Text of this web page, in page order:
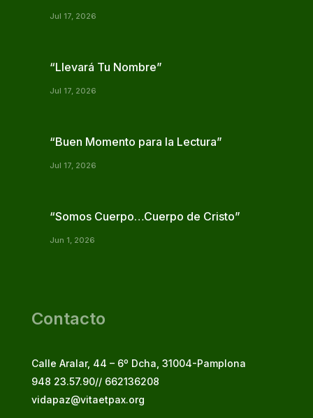
Jul 17, 2026
“Llevará Tu Nombre”
Jul 17, 2026
“Buen Momento para la Lectura”
Jul 17, 2026
“Somos Cuerpo…Cuerpo de Cristo”
Jun 1, 2026
Contacto
Calle Aralar, 44 – 6º Dcha, 31004-Pamplona
948 23.57.90// 662136208
vidapaz@vitaetpax.org